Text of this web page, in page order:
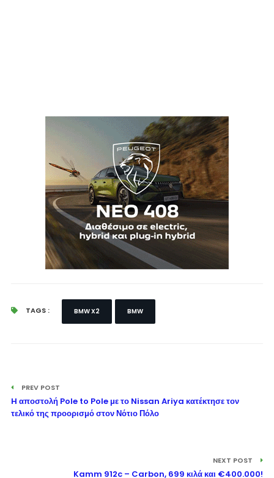
TAGS : BMW X2 BMW
PREV POST
H αποστολή Pole to Pole με το Nissan Ariya κατέκτησε τον
τελικό της προορισμό στον Νότιο Πόλο
NEXT POST
Kamm 912c – Carbon, 699 κιλά και €400.000!